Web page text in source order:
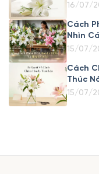
16/07/
Cách
Nhìn
15/07/
Cách
Thúc
15/07/